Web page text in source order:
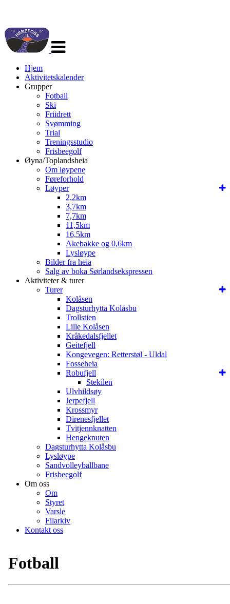
navigasjon
Hjem
Aktivitetskalender
Grupper
Fotball
Ski
Friidrett
Svømming
Trial
Treningsstudio
Frisbeegolf
Øyna/Toplandsheia
Om løypene
Føreforhold
Løyper
2,2km
3,7km
7,7km
11,5km
16,5km
Akebakke og 0,6km
Lysløype
Bilder fra heia
Salg av boka Sørlandsekspressen
Aktiviteter & turer
Turer
Kolåsen
Dagsturhytta Kolåsbu
Trollstien
Lille Kolåsen
Kråkedalsfjellet
Geitefjell
Kongevegen: Retterstøl - Uldal
Fosseheia
Robufjell
Stekilen
Ulvhildsøy
Jerpefjell
Krossmyr
Direnesfjellet
Tvitjennknatten
Hengeknuten
Dagsturhytta Kolåsbu
Lysløype
Sandvolleyballbane
Frisbeegolf
Om oss
Om
Styret
Varsle
Filarkiv
Kontakt oss
Fotball